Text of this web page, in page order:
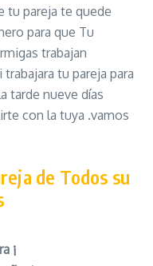
tu pareja te quede
para que Tu
trabajan
tu pareja para
tarde nueve días
con la tuya .vamos
de Todos su
¡